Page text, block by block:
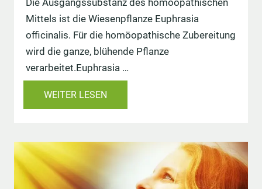
Mittels ist die Wiesenpflanze Euphrasia
officinalis. Für die homöopathische Zubereitung
wird die ganze, blühende Pflanze
verarbeitet.Euphrasia …
WEITER LESEN